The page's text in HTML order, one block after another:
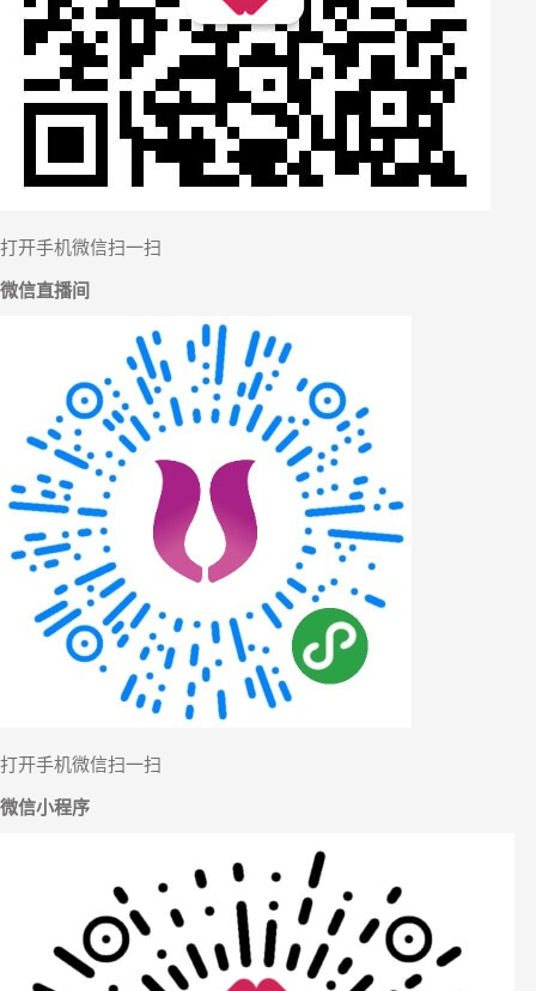
打开手机微信扫一扫
微信直播间
打开手机微信扫一扫
微信小程序